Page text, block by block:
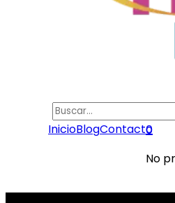
Search
InicioBlogContacto
0
No